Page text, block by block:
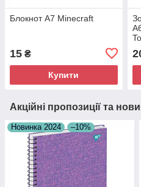
Блокнот А7 Minecraft
15 ₴
Купити
Акційні пропозиції та
Новинка 2024 –10%